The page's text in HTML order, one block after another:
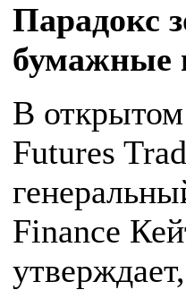
Парадокс
бумажные
В
Futures
Finance